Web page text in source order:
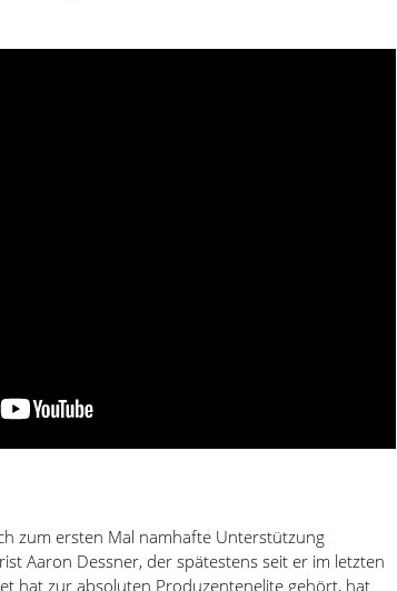
zum ersten Mal namhafte Unterstützung
Aaron Dessner, der spätestens seit er im letzten
hat zur absoluten Produzentenelite gehört, hat